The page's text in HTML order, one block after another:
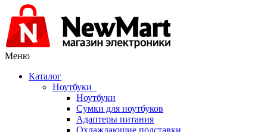
Меню
Каталог
Ноутбуки
Ноутбуки
Сумки для ноутбуков
Адаптеры питания
Охлаждающие подставки